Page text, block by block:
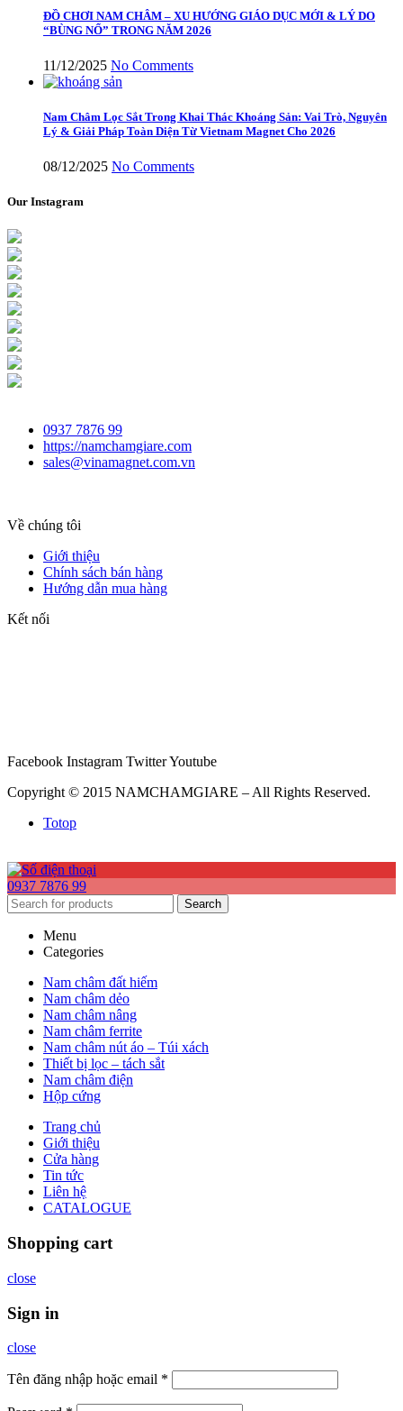
ĐỒ CHƠI NAM CHÂM – XU HƯỚNG GIÁO DỤC MỚI & LÝ DO
“BÙNG NỔ” TRONG NĂM 2026
11/12/2025 No Comments
Nam Châm Lọc Sắt Trong Khai Thác Khoáng Sản: Vai Trò, Nguyên
Lý & Giải Pháp Toàn Diện Từ Vietnam Magnet Cho 2026
08/12/2025 No Comments
Our Instagram
0937 7876 99
https://namchamgiare.com
sales@vinamagnet.com.vn
Về chúng tôi
Giới thiệu
Chính sách bán hàng
Hướng dẫn mua hàng
Kết nối
Facebook Instagram TwitterYoutube
Copyright © 2015 NAMCHAMGIARE – All Rights Reserved.
Totop
0937 7876 99
Search
Menu
Categories
Nam châm đất hiếm
Nam châm dẻo
Nam châm nâng
Nam châm ferrite
Nam châm nút áo – Túi xách
Thiết bị lọc – tách sắt
Nam châm điện
Hộp cứng
Trang chủ
Giới thiệu
Cửa hàng
Tin tức
Liên hệ
CATALOGUE
Shopping cart
close
Sign in
close
Tên đăng nhập hoặc email *